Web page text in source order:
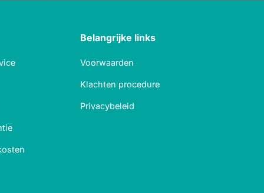
Belangrijke links
Voorwaarden
Klachten procedure
Privacybeleid